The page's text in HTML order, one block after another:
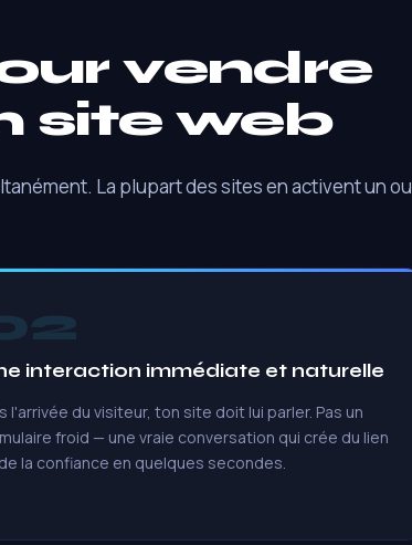
vendre
site web
La plupart des sites en activent un ou
interaction immédiate et naturelle
l'arrivée du visiteur, ton site doit lui parler. Pas un
froid — une vraie conversation qui crée du lien
la confiance en quelques secondes.